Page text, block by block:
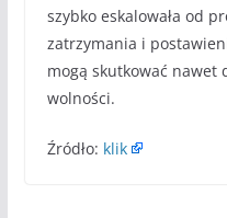
szybko eskalowała od
zatrzymania i
mogą skutkować
wolności.
Źródło: klik